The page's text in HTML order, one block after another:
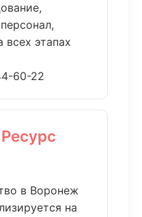
всех этапах
60-22
в Воронеж
на